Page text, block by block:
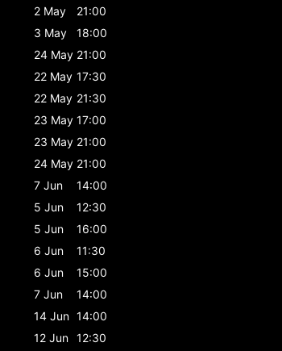
2 May
21:00
3 May
18:00
24 May 21:00
22 May 17:30
22 May 21:30
23 May 17:00
23 May 21:00
24 May 21:00
7 Jun
14:00
5 Jun
12:30
5 Jun
16:00
6 Jun
11:30
6 Jun
15:00
7 Jun
14:00
14 Jun 14:00
12 Jun 12:30